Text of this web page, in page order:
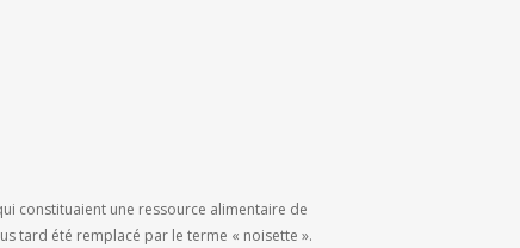
constituaient une ressource alimentaire de
tard été remplacé par le terme « noisette ».